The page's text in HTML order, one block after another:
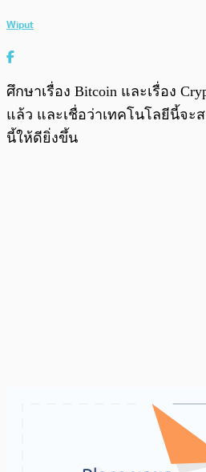
Wiput
ศึกษาเรื่อง Bitcoin และเรื่อง
แล้ว และเชื่อว่าเทคโนโลยีนี้จะ
นี้ให้ดียิ่งขึ้น